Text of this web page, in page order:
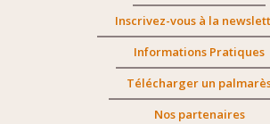
Inscrivez-vous à la
Informations Pratiques
Télécharger un
Nos partenaires